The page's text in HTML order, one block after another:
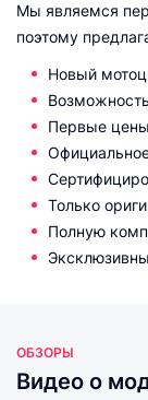
Мы являемся
поэтому
Новый
Первые
Только
Полную
ОБЗОРЫ
Видео о